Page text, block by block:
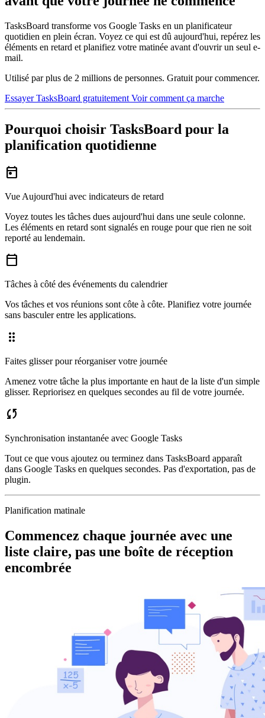
TasksBoard transforme vos Google Tasks en un planificateur
quotidien en plein écran. Voyez ce qui est dû aujourd'hui, repérez les
éléments en retard et planifiez votre matinée avant d'ouvrir un seul e-
mail.
Utilisé par plus de 2 millions de personnes. Gratuit pour commencer.
Essayer TasksBoard gratuitement Voir comment ça marche
Pourquoi choisir TasksBoard pour la
planification quotidienne
today
Vue Aujourd'hui avec indicateurs de retard
Voyez toutes les tâches dues aujourd'hui dans une seule colonne.
Les éléments en retard sont signalés en rouge pour que rien ne soit
reporté au lendemain.
calendar_today
Tâches à côté des événements du calendrier
Vos tâches et vos réunions sont côte à côte. Planifiez votre journée
sans basculer entre les applications.
drag_indicator
Faites glisser pour réorganiser votre journée
Amenez votre tâche la plus importante en haut de la liste d'un simple
glisser. Repriorisez en quelques secondes au fil de votre journée.
sync
Synchronisation instantanée avec Google Tasks
Tout ce que vous ajoutez ou terminez dans TasksBoard apparaît
dans Google Tasks en quelques secondes. Pas d'exportation, pas de
plugin.
Planification matinale
Commencez chaque journée avec une
liste claire, pas une boîte de réception
encombrée